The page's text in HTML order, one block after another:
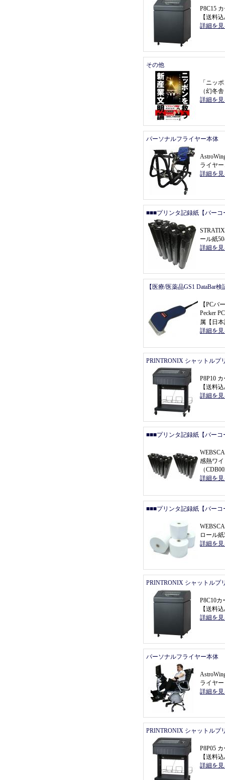
P8C15
【送料
詳細を
その他
「 ニッ
（幻冬舎
詳細を
パーソナルフライヤー本体
ライヤ
詳細を
■■■プリンタ記録紙【バー
ール紙
詳細を
【医療/医薬品GS1 DataBar
【PCバ
Pecker
属 【 日
詳細を
PRINTRONIX シャットルプ
P8P10
【送料
詳細を
■■■プリンタ記録紙【バー
感熱ワ
（
詳細を
■■■プリンタ記録紙【バー
ロール
詳細を
PRINTRONIX シャットルプ
P8C10
【送料
詳細を
パーソナルフライヤー本体
ライヤー
詳細を
PRINTRONIX シャットルプ
P8P05
【送料
詳細を